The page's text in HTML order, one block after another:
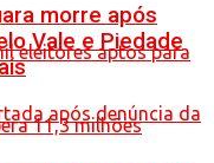
morre após
Vale e Piedade